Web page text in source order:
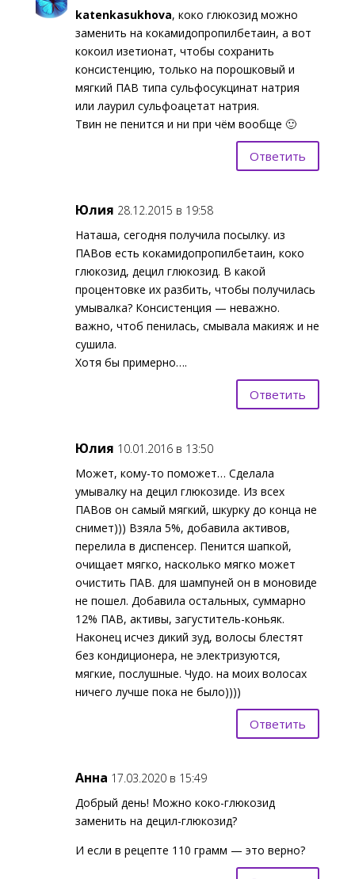
katenkasukhova, коко глюкозид можно
заменить на кокамидопропилбетаин, а вот
кокоил изетионат, чтобы сохранить
консистенцию, только на порошковый и
мягкий ПАВ типа сульфосукцинат натрия
или лаурил сульфоацетат натрия.
Твин не пенится и ни при чём вообще 🙂
Ответить
Юлия 28.12.2015 в 19:58
Наташа, сегодня получила посылку. из
ПАВов есть кокамидопропилбетаин, коко
глюкозид, децил глюкозид. В какой
процентовке их разбить, чтобы получилась
умывалка? Консистенция — неважно.
важно, чтоб пенилась, смывала макияж и не
сушила.
Хотя бы примерно….
Ответить
Юлия 10.01.2016 в 13:50
Может, кому-то поможет… Сделала
умывалку на децил глюкозиде. Из всех
ПАВов он самый мягкий, шкурку до конца не
снимет))) Взяла 5%, добавила активов,
перелила в диспенсер. Пенится шапкой,
очищает мягко, насколько мягко может
очистить ПАВ. для шампуней он в моновиде
не пошел. Добавила остальных, суммарно
12% ПАВ, активы, загуститель-коньяк.
Наконец исчез дикий зуд, волосы блестят
без кондиционера, не электризуются,
мягкие, послушные. Чудо. на моих волосах
ничего лучше пока не было))))
Ответить
Анна 17.03.2020 в 15:49
Добрый день! Можно коко-глюкозид
заменить на децил-глюкозид?
И если в рецепте 110 грамм — это верно?